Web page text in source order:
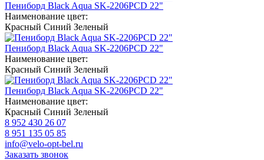
Пениборд Black Aqua SK-2206PCD 22"
Наименование цвет:
Красный Синий Зеленый
Пениборд Black Aqua SK-2206PCD 22"
Наименование цвет:
Красный Синий Зеленый
Пениборд Black Aqua SK-2206PCD 22"
Наименование цвет:
Красный Синий Зеленый
8 952 430 26 07
8 951 135 05 85
info@velo-opt-bel.ru
Заказать звонок